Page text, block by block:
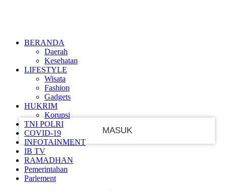
BERANDA
Daerah
Kesehatan
LIFESTYLE
Wisata
Fashion
Gadgets
HUKRIM
Korupsi
TNI POLRI
COVID-19
INFOTAINMENT
IB TV
RAMADHAN
Pemerintahan
Parlement
kata sandi Anda